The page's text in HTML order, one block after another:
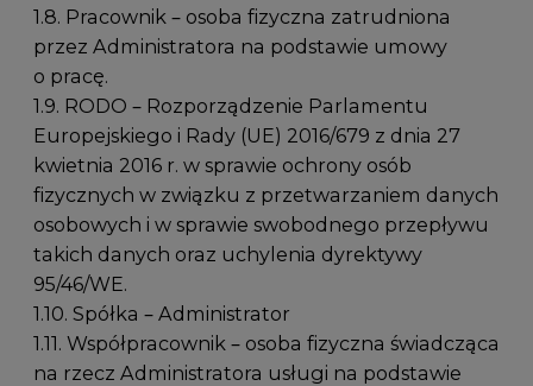
1.8. Pracownik – osoba fizyczna zatrudniona
przez Administratora na podstawie umowy
o pracę.
1.9. RODO – Rozporządzenie Parlamentu
Europejskiego i Rady (UE) 2016/679 z dnia 27
kwietnia 2016 r. w sprawie ochrony osób
fizycznych w związku z przetwarzaniem danych
osobowych i w sprawie swobodnego przepływu
takich danych oraz uchylenia dyrektywy
95/46/WE.
1.10. Spółka – Administrator
1.11. Współpracownik – osoba fizyczna świadcząca
na rzecz Administratora usługi na podstawie